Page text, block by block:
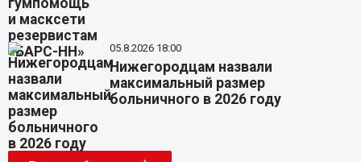
05.8.2026 18:00
Нижегородцам назвали
максимальный размер
больничного в 2026 году